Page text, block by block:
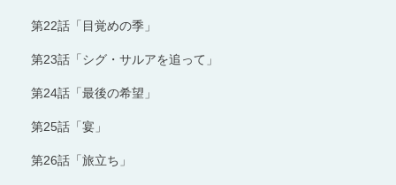
第22話「目覚めの季」
第23話「シグ・サルアを追って」
第24話「最後の希望」
第25話「宴」
第26話「旅立ち」